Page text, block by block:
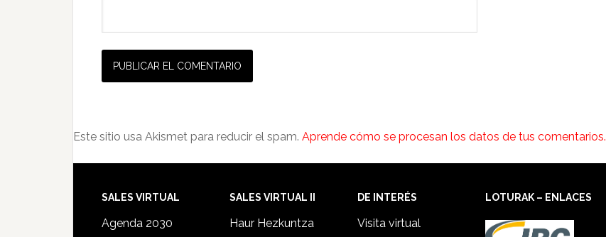
Este sitio usa Akismet para reducir el spam. Aprende cómo se procesan los datos de tus comentarios.
SALES VIRTUAL
Agenda 2030
SALES VIRTUAL II
Haur Hezkuntza
DE INTERÉS
Visita virtual
LOTURAK – ENLACES